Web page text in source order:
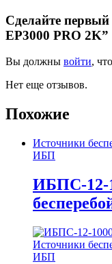
Сделайте
EP3000 PRO 2K”
Вы должны войти,
Нет еще отзывов.
Похожие
Источники
ИБП
ИБПС-12-
Источники
ИБП